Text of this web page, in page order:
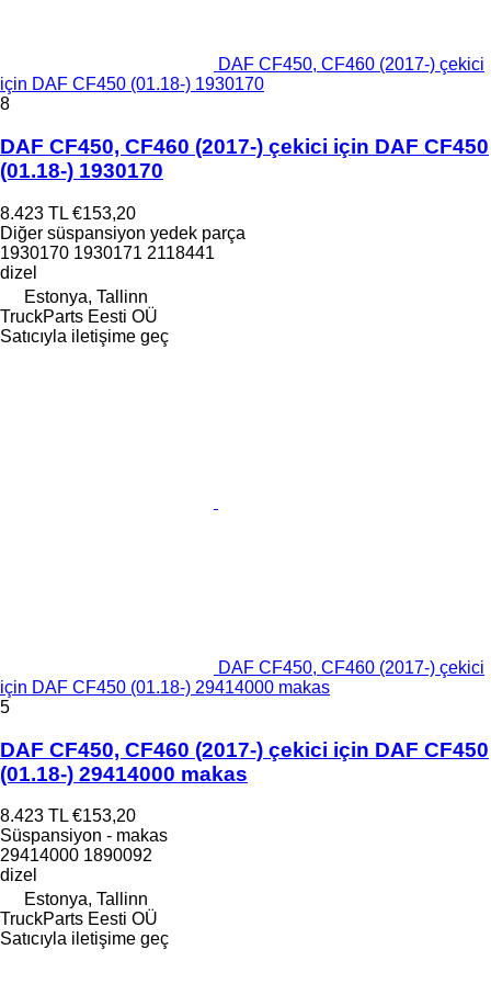
DAF CF450, CF460 (2017-) çekici
için DAF CF450 (01.18-) 1930170
8
DAF CF450, CF460 (2017-) çekici için DAF CF450
(01.18-) 1930170
8.423 TL €153,20
Diğer süspansiyon yedek parça
1930170 1930171 2118441
dizel
Estonya, Tallinn
TruckParts Eesti OÜ
Satıcıyla iletişime geç
DAF CF450, CF460 (2017-) çekici
için DAF CF450 (01.18-) 29414000 makas
5
DAF CF450, CF460 (2017-) çekici için DAF CF450
(01.18-) 29414000 makas
8.423 TL €153,20
Süspansiyon - makas
29414000 1890092
dizel
Estonya, Tallinn
TruckParts Eesti OÜ
Satıcıyla iletişime geç